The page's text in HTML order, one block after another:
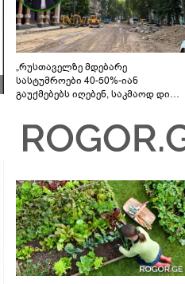
„რუსთაველზე მდებარე
სასტუმროები 40-50%-იან
გაუქმებებს იღებენ, საკმაოდ დიდი
შეხვდებოდა“